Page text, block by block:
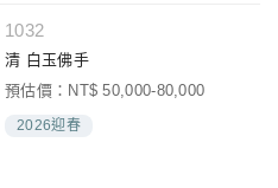
1032
清 白玉佛手
預估價：NT$ 50,000-80,000
2026迎春